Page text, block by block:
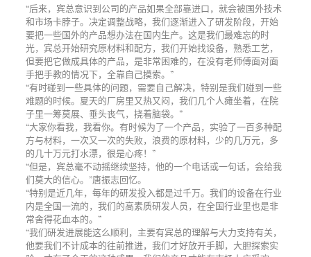
“后来，宾总意识到公司的产品如果全部靠进口，就会被国外技术
和市场卡脖子。决定调整战略，我们逐渐进入了研发阶段，开始
要把一些国外的产品想办法在国内生产。这是我们最难忘的时
光，宾总开始研究原材料和配方，我们开始找设备，熟悉工艺，
但要把它做成具体的产品，是非常困难的，在没有老师傅面对面
手把手教的情况下，全靠自己摸索。”
“有时碰到一些具体的问题，需要自己解决，特别是我们碰到一些
难题的时候。夏天的厂房里又热又闷，我们几个人瘫坐着，在院
子里一筹莫展、垂头丧气，挠着脑袋。”
“大家你看我，我看你。有时候为了一个产品，实验了一百多种配
方与材料，一次又一次的失败，浪费的原材料，少的几万元，多
的几十万元打水漂，很是心疼！”
“但是，宾总毫不动摇继续坚持，他的一个电话或一句话，会给我
们莫大的信心。”唐振志回忆。
“特别是近几年，每年的研发投入都是过千万。我们的设备在行业
内是全国一流的，我们的高素质研发人员，在全国行业里也是非
常舍得花血本的。”
“我们研发进展能这么顺利，主要有宾总的理解与大力支持有关，
他要我们不计成本的往前推进，我们才好放开手脚，大胆探索实